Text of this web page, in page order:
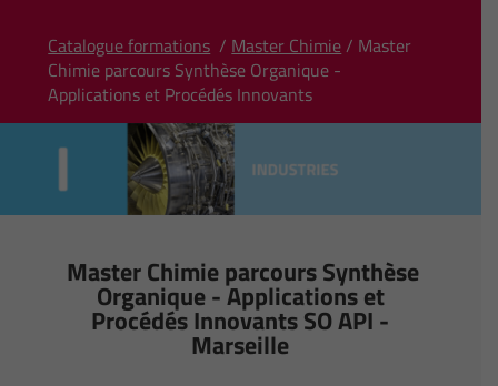
Catalogue formations / Master Chimie/ Master
Chimie parcours Synthèse Organique -
Applications et Procédés Innovants
Master Chimie parcours Synthèse
Organique - Applications et
Procédés Innovants SO API -
Marseille